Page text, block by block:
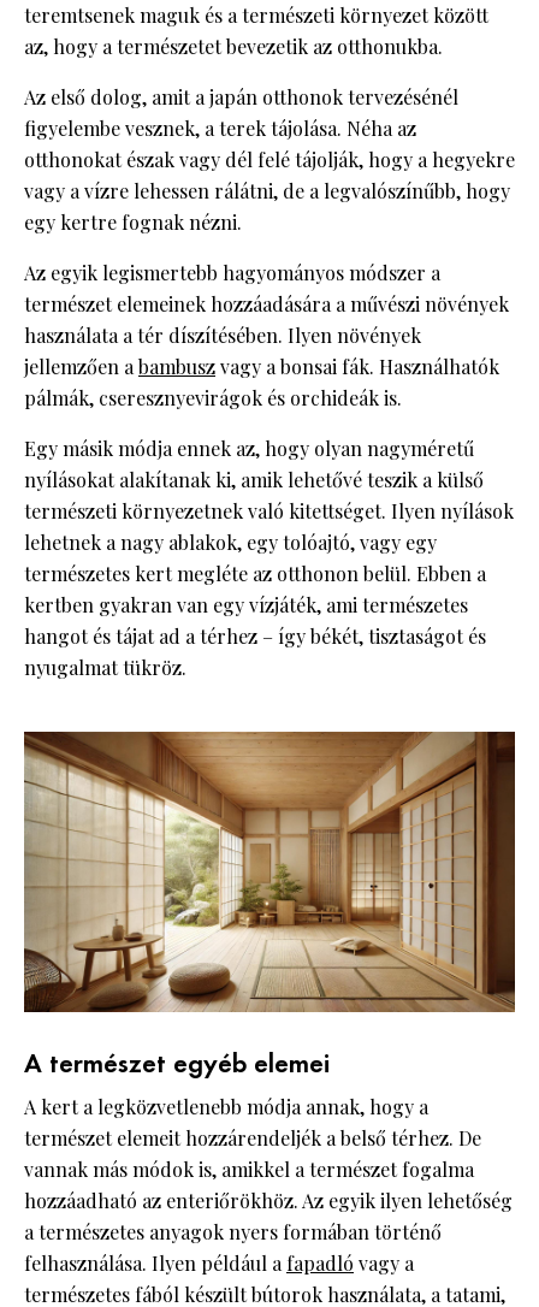
teremtsenek maguk és a természeti környezet között
az, hogy a természetet bevezetik az otthonukba.
Az első dolog, amit a japán otthonok tervezésénél
figyelembe vesznek, a terek tájolása. Néha az
otthonokat észak vagy dél felé tájolják, hogy a hegyekre
vagy a vízre lehessen rálátni, de a legvalószínűbb, hogy
egy kertre fognak nézni.
Az egyik legismertebb hagyományos módszer a
természet elemeinek hozzáadására a művészi növények
használata a tér díszítésében. Ilyen növények
jellemzően a bambuszvagy a bonsai fák. Használhatók
pálmák, cseresznyevirágok és orchideák is.
Egy másik módja ennek az, hogy olyan nagyméretű
nyílásokat alakítanak ki, amik lehetővé teszik a külső
természeti környezetnek való kitettséget. Ilyen nyílások
lehetnek a nagy ablakok, egy tolóajtó, vagy egy
természetes kert megléte az otthonon belül. Ebben a
kertben gyakran van egy vízjáték, ami természetes
hangot és tájat ad a térhez – így békét, tisztaságot és
nyugalmat tükröz.
A természet egyéb elemei
A kert a legközvetlenebb módja annak, hogy a
természet elemeit hozzárendeljék a belső térhez. De
vannak más módok is, amikkel a természet fogalma
hozzáadható az enteriőrökhöz. Az egyik ilyen lehetőség
a természetes anyagok nyers formában történő
felhasználása. Ilyen például a fapadló vagy a
természetes fából készült bútorok használata, a tatami,